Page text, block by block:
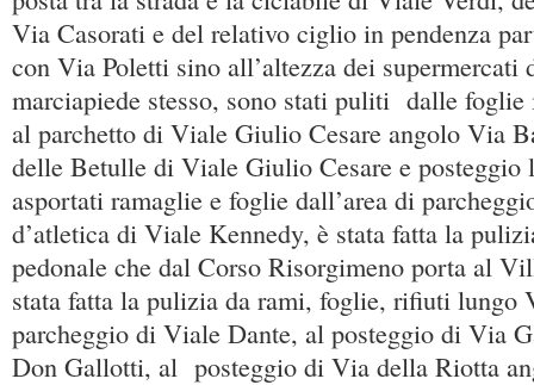
Via Casorati e del relativo ciglio in pendenza
con Via Poletti sino all’altezza dei supermercati
marciapiede stesso, sono stati puliti dalle
al parchetto di Viale Giulio Cesare angolo Via
delle Betulle di Viale Giulio Cesare e posteggio
asportati ramaglie e foglie dall’area di
d’atletica di Viale Kennedy, è stata fatta la
pedonale che dal Corso Risorgimeno porta al
stata fatta la pulizia da rami, foglie, rifiuti lungo
parcheggio di Viale Dante, al posteggio di Via
Don Gallotti, al posteggio di Via della Riotta